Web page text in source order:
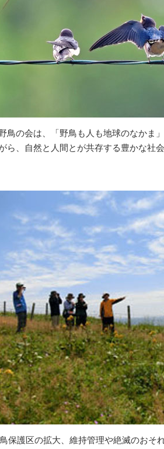
鳥の会は、「野鳥も人も地球のなかま
ら、自然と人間とが共存する豊かな社
保護区の拡大、維持管理や絶滅のおそ